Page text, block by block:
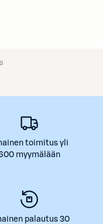
toimitus yli
myymälään
palautus 30